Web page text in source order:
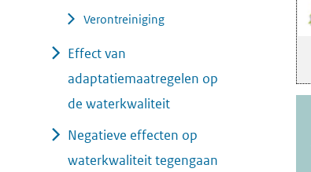
Verontreiniging
Effect van
adaptatiemaatregelen op
de waterkwaliteit
Negatieve effecten op
waterkwaliteit tegengaan